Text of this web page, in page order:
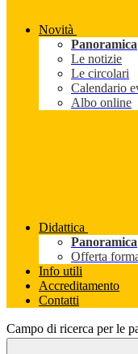
Novità
Panoramica
Le notizie
Le circolari
Calendario
Albo online
Didattica
Panoramica
Offerta
Info utili
Accreditamento
Contatti
Campo di ricerca per le